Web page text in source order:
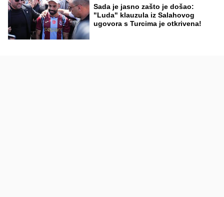
Sada je jasno zašto je došao:
"Luda" klauzula iz Salahovog
ugovora s Turcima je otkrivena!